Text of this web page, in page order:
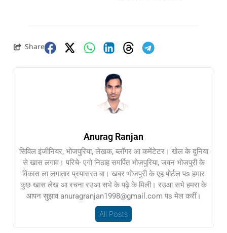
Share
Anurag Ranjan
सिविल इंजीनियर, भोजपुरिया, लेखक, ब्लॉगर आ कमेंटेटर। खेल के दुनिया
से खास लगाव। परिचे- एगो निठाह समर्पित भोजपुरिया, जवन भोजपुरी के
विकास ला लगातार प्रयासरत बा। खबर भोजपुरी के एह पोर्टल पs हमार
कुछ खास लेख आ रचना रउआ सभे के पढ़े के मिली। रउआ सभे हमरा के
आपन सुझाव anuragranjan1998@gmail.com पs मेल करीं।
All Posts